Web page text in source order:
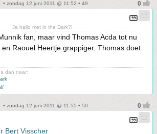
• zondag 12 juni 2011 @ 11:52 • 49
Ja hallo met in the Dark?!
fan, maar vind Thomas Acda tot nu
Raouel Heertje grappiger. Thomas doet
dan naar:
• zondag 12 juni 2011 @ 11:55 • 50
Bert Visscher